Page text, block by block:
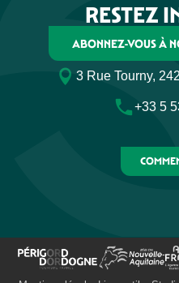
RESTEZ
ABONNEZ-VOUS À
3 Rue Tourny,
+33 5